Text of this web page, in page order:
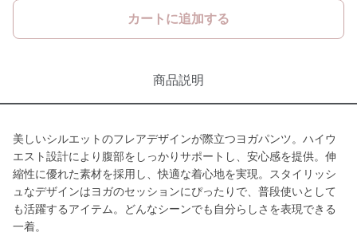
カートに追加する
商品説明
美しいシルエットのフレアデザインが際立つヨガパンツ。ハイウ
エスト設計により腹部をしっかりサポートし、安心感を提供。伸
縮性に優れた素材を採用し、快適な着心地を実現。スタイリッシ
ュなデザインはヨガのセッションにぴったりで、普段使いとして
も活躍するアイテム。どんなシーンでも自分らしさを表現できる
一着。